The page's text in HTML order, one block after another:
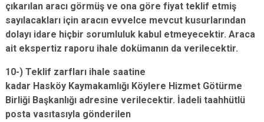
çıkarılan aracı görmüş ve ona göre fiyat teklif etmiş
sayılacakları için aracın evvelce mevcut kusurlarından
dolayı idare hiçbir sorumluluk kabul etmeyecektir. Araca
ait ekspertiz raporu ihale dokümanın da verilecektir.
10-) Teklif zarfları ihale saatine
kadar Hasköy Kaymakamlığı Köylere Hizmet Götürme
Birliği Başkanlığı adresine verilecektir. İadeli taahhütlü
posta vasıtasıyla gönderilen